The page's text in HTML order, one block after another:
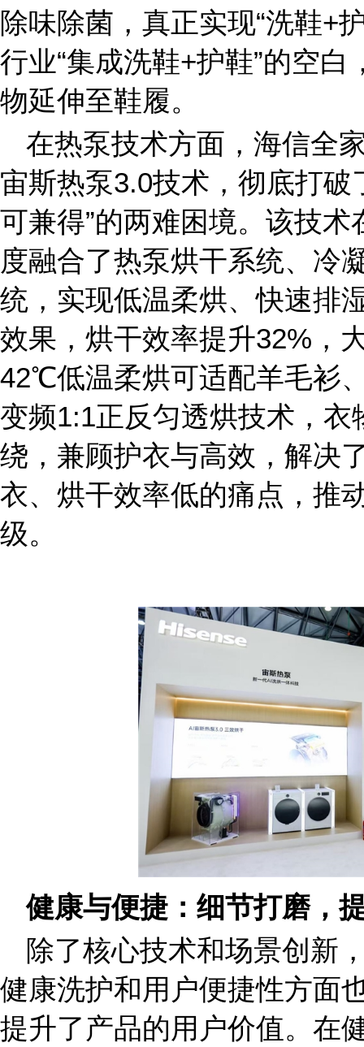
除味除菌，真正实现“洗鞋+
行业“集成洗鞋+护鞋”的空
物延伸至鞋履。
在热泵技术方面，海信全
宙斯热泵3.0技术，彻底打破
可兼得”的两难困境。该技
度融合了热泵烘干系统、冷
统，实现低温柔烘、快速排
效果，烘干效率提升32%，
42℃低温柔烘可适配羊毛衫
变频1:1正反匀透烘技术，
绕，兼顾护衣与高效，解决
衣、烘干效率低的痛点，推
级。
健康与便捷：细节打磨，
除了核心技术和场景创新
健康洗护和用户便捷性方面
提升了产品的用户价值。在